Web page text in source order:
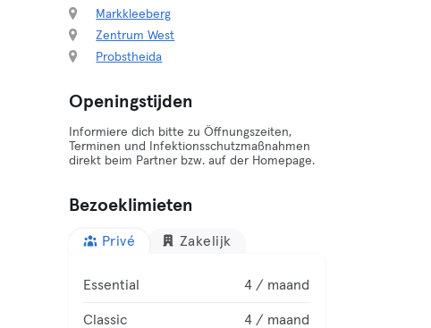
Markkleeberg
Zentrum West
Probstheida
Openingstijden
Informiere dich bitte zu Öffnungszeiten,
Terminen und Infektionsschutzmaßnahmen
direkt beim Partner bzw. auf der Homepage.
Bezoeklimieten
Privé Zakelijk
Essential 4 / maand
Classic 4 / maand